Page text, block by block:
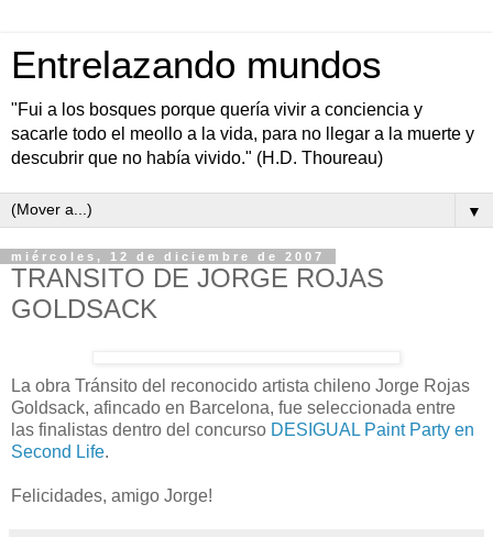
Entrelazando mundos
"Fui a los bosques porque quería vivir a conciencia y
sacarle todo el meollo a la vida, para no llegar a la muerte y
descubrir que no había vivido." (H.D. Thoureau)
▼
miércoles, 12 de diciembre de 2007
TRANSITO DE JORGE ROJAS
GOLDSACK
La obra Tránsito del reconocido artista chileno Jorge Rojas
Goldsack, afincado en Barcelona, fue seleccionada entre
las finalistas dentro del concurso DESIGUAL Paint Party en
Second Life.
Felicidades, amigo Jorge!